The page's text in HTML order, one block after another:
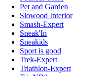
Pet and Garden
Slowood Interior
Smash-Expert
Sneak'In
Sneakids
Sport is good
Trek-Expert
Triathlon-Expert